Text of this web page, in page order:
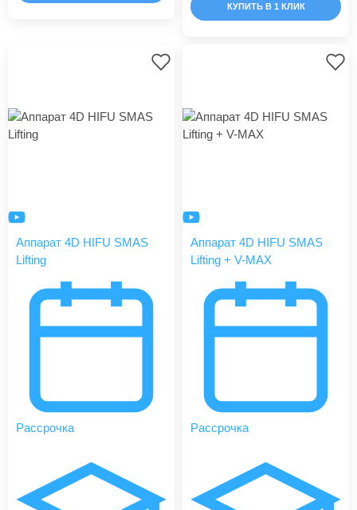
КУПИТЬ В 1 КЛИК
Аппарат 4D HIFU SMAS
Lifting
Рассрочка
Аппарат 4D HIFU SMAS
Lifting + V-MAX
Рассрочка